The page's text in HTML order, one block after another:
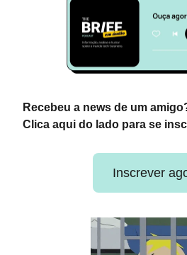
Recebeu a news de um
Clica aqui do lado para se
Inscrever